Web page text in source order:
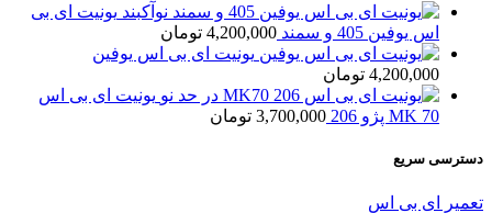
یونیت ای بی
اس یوفین 405 و سمند
4,200,000 تومان
یونیت ای بی اس یوفین
4,200,000 تومان
یونیت ای بی اس
MK 70 پژو 206
3,700,000 تومان
دسترسی سریع
تعمیر ای بی اس